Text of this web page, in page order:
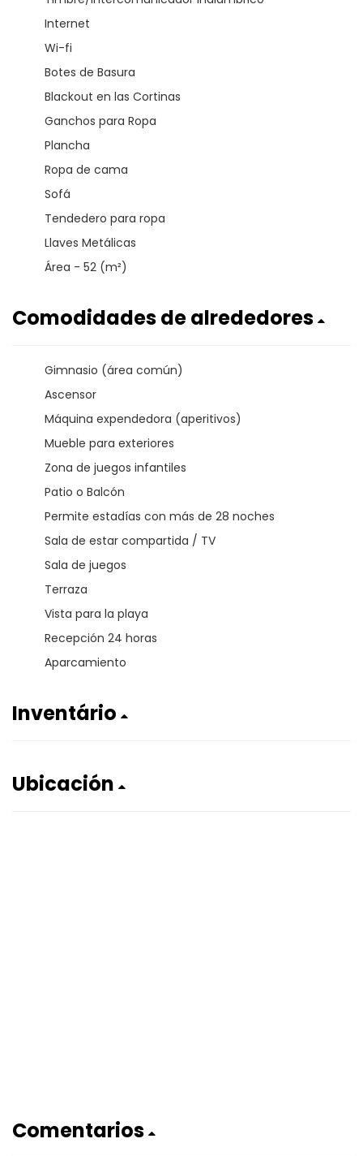
Internet
Wi-fi
Botes de Basura
Blackout en las Cortinas
Ganchos para Ropa
Plancha
Ropa de cama
Sofá
Tendedero para ropa
Llaves Metálicas
Área - 52 (m²)
Comodidades de alrededores
Gimnasio (área común)
Ascensor
Máquina expendedora (aperitivos)
Mueble para exteriores
Zona de juegos infantiles
Patio o Balcón
Permite estadías con más de 28 noches
Sala de estar compartida / TV
Sala de juegos
Terraza
Vista para la playa
Recepción 24 horas
Aparcamiento
Inventário
Ubicación
Comentarios